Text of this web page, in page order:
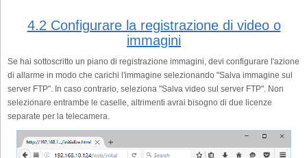
4.2 Configurare la registrazione di video o
immagini
Se hai sottoscritto un piano di registrazione immagini, devi configurare l'azione
di allarme in modo che carichi l'immagine selezionando "Salva immagine sul
server FTP". In caso contrario, seleziona "Salva video sul server FTP". Non
selezionare entrambe le caselle, altrimenti avrai bisogno di due licenze
separate per la telecamera.